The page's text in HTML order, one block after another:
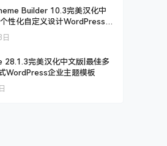
Builder 10.3完美汉化中
性化自定义设计WordPress高
28.1.3完美汉化中文版|最佳多
WordPress企业主题模板